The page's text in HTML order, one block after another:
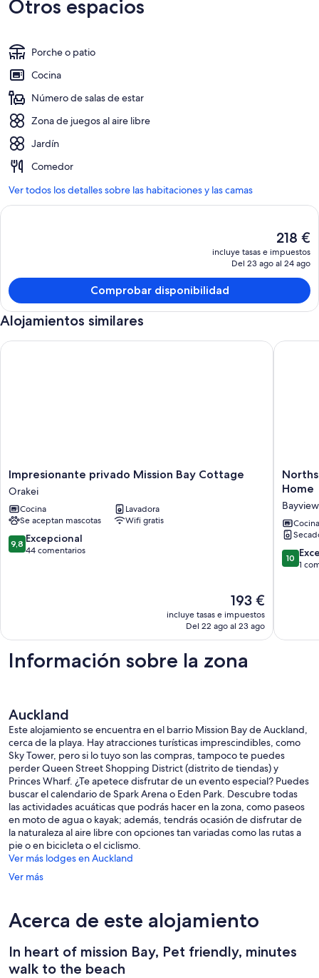
Otros espacios
Porche o patio
Cocina
Número de salas de estar
Zona de juegos al aire libre
Jardín
Comedor
Ver todos los detalles sobre las habitaciones y las camas
El
precio
actual
218 €
incluye tasas e impuestos
Del 23 ago al 24 ago
Comprobar disponibilidad
Alojamientos similares
Impresionante
privado
Mission
Bay
Cottage
Orakei
Impresionante privado Mission Bay Cottage
Orakei
Cocina
Lavadora
Se aceptan mascotas
Wifi gratis
9.8
sobre
9,8 Excepcional
44 comentarios
El
precio
actual
193 €
193 €
incluye tasas e impuestos
Del 22 ago al 23 ago
Impresionante privado Mission Bay Cottage
Central
&
3BR
Home
Bayview
Home
Bayview
Cocina
10.0
sobre
10
1
Información sobre la zona
Auckland
Este alojamiento se encuentra en el barrio Mission Bay de Auckland,
cerca de la playa. Hay atracciones turísticas imprescindibles, como
Sky Tower, pero si lo tuyo son las compras, tampoco te puedes
perder Queen Street Shopping District (distrito de tiendas) y
Princes Wharf. ¿Te apetece disfrutar de un evento especial? Puedes
buscar el calendario de Spark Arena o Eden Park. Descubre todas
las actividades acuáticas que podrás hacer en la zona, como paseos
en moto de agua o kayak; además, tendrás ocasión de disfrutar de
la naturaleza al aire libre con opciones tan variadas como las rutas a
pie o en bicicleta o el ciclismo.
Ver más lodges en Auckland
Ver más
Acerca de este alojamiento
In heart of mission Bay, Pet friendly, minutes
walk to the beach